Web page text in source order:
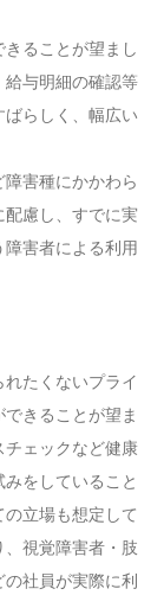
きることが望まし
給与明細の確認等
らしく、幅広い
障害種にかかわら
慮し、すでに実
害者による利用
れたくないプライ
きることが望ま
チェックなど健康
をしていること
の立場も想定して
視覚障害者・肢
社員が実際に利